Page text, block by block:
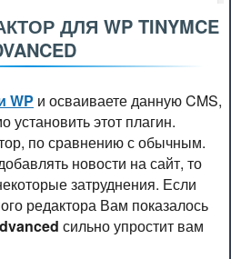
ДЛЯ WP TINYMCE
WP и осваиваете данную CMS,
установить этот плагин.
по сравнению с обычным.
новости на сайт, то
затруднения. Если
редактора Вам показалось
сильно упростит вам